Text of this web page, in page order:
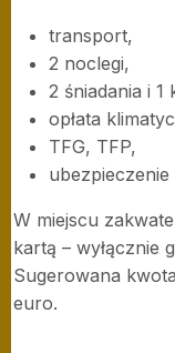
transport,
2 noclegi,
2 śniadania i 1
opłata
TFG, TFP,
ubezpieczenie
W miejscu
kartą – wyłącznie
Sugerowana
euro.